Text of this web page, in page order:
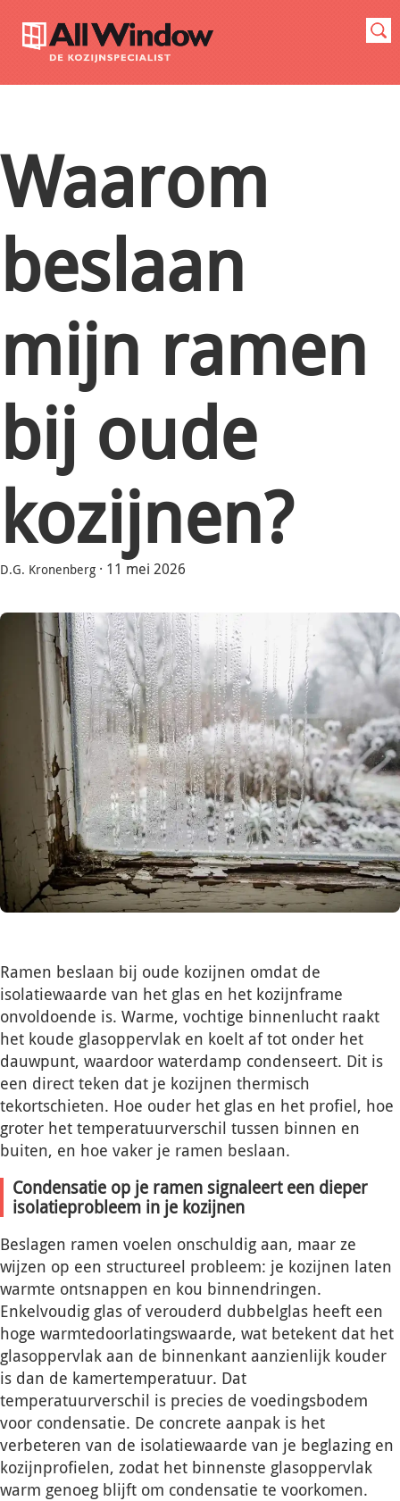
Waarom
beslaan
mijn ramen
bij oude
kozijnen?
D.G. Kronenberg · 11 mei 2026
Ramen beslaan bij oude kozijnen omdat de
isolatiewaarde van het glas en het kozijnframe
onvoldoende is. Warme, vochtige binnenlucht raakt
het koude glasoppervlak en koelt af tot onder het
dauwpunt, waardoor waterdamp condenseert. Dit is
een direct teken dat je kozijnen thermisch
tekortschieten. Hoe ouder het glas en het profiel, hoe
groter het temperatuurverschil tussen binnen en
buiten, en hoe vaker je ramen beslaan.
Condensatie op je ramen signaleert een dieper
isolatieprobleem in je kozijnen
Beslagen ramen voelen onschuldig aan, maar ze
wijzen op een structureel probleem: je kozijnen laten
warmte ontsnappen en kou binnendringen.
Enkelvoudig glas of verouderd dubbelglas heeft een
hoge warmtedoorlatingswaarde, wat betekent dat het
glasoppervlak aan de binnenkant aanzienlijk kouder
is dan de kamertemperatuur. Dat
temperatuurverschil is precies de voedingsbodem
voor condensatie. De concrete aanpak is het
verbeteren van de isolatiewaarde van je beglazing en
kozijnprofielen, zodat het binnenste glasoppervlak
warm genoeg blijft om condensatie te voorkomen.